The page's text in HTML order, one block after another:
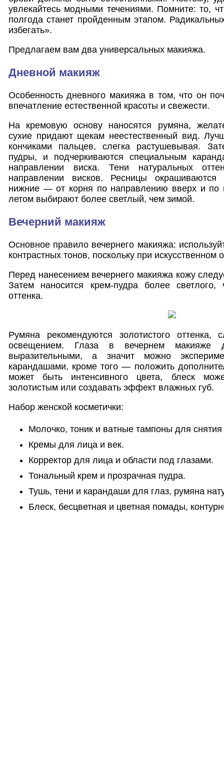
увлекайтесь модными течениями. Помните: то,
полгода станет пройденным этапом.
избегать».
Предлагаем вам два универсальных макияжа.
Дневной макияж
Особенность дневного макияжа в том, что он
впечатление естественной красоты и свежести.
На кремовую основу наносятся румяна,
сухие придают щекам неестественный вид.
кончиками пальцев, слегка растушевывая.
пудры, и подчеркиваются специальным
направлении виска. Тени натуральных
направлении висков. Ресницы окрашиваются
нижние — от корня по направлению вверх и по
летом выбирают более светлый, чем зимой.
Вечерний макияж
Основное правило вечернего макияжа:
контрастных тонов, поскольку при искусственном
Перед нанесением вечернего макияжа кожу
Затем наносится крем-пудра более
оттенка.
Румяна рекомендуются золотистого оттенка,
освещением. Глаза в вечернем макияже
выразительными, а значит можно
карандашами, кроме того — положить
может быть интенсивного цвета, блеск
золотистым или создавать эффект влажных губ.
Набор женской косметички:
Молочко, тоник и ватные тампоны для
Кремы для лица и век.
Корректор для лица и области под глазами.
Тональный крем и прозрачная пудра.
Тушь, тени и карандаши для глаз, румяна
Блеск, бесцветная и цветная помады,